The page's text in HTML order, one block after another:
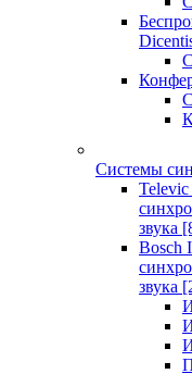
Системы
звука
Bosch
звука